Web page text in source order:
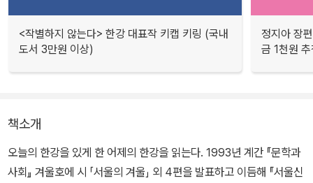
<작별하지 않는다> 한강 대표작 키캡 키링 (국내
도서 3만원 이상)
정지아 장
금 1천원
책소개
오늘의 한강을 있게 한 어제의 한강을 읽는다. 1993년 계간 『문학과
사회』 겨울호에 시 「서울의 겨울」 외 4편을 발표하고 이듬해 『서울신